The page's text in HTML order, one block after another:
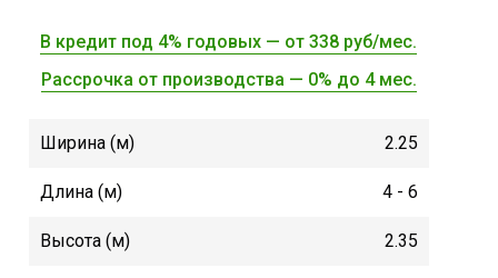
Рассрочка от производства — 0% до 4 мес.
В кредит под 4% годовых — от 338 руб/мес.
Ширина (м) 2.25
Длина (м) 4 - 6
Высота (м) 2.35